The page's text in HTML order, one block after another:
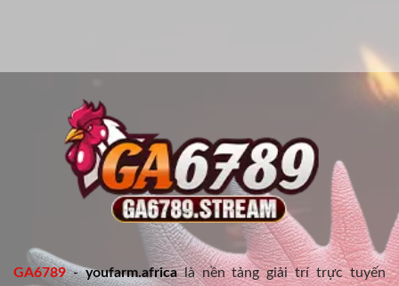
Tay
Gà
Từ
Chuyên
Gia
GA6789-youfarm.africa là nền tảng giải trí trực tuyến